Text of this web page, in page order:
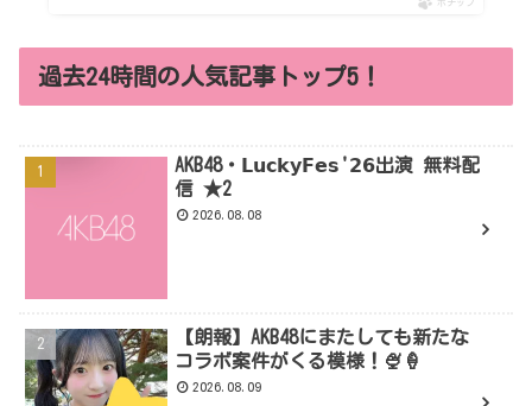
ポチップ
過去24時間の人気記事トップ5！
AKB48・𝗟𝘂𝗰𝗸𝘆𝗙𝗲𝘀'𝟮𝟲出演 無料配
信 ★2
2026.08.08
【朗報】AKB48にまたしても新たな
コラボ案件がくる模様！🍨🍦
2026.08.09